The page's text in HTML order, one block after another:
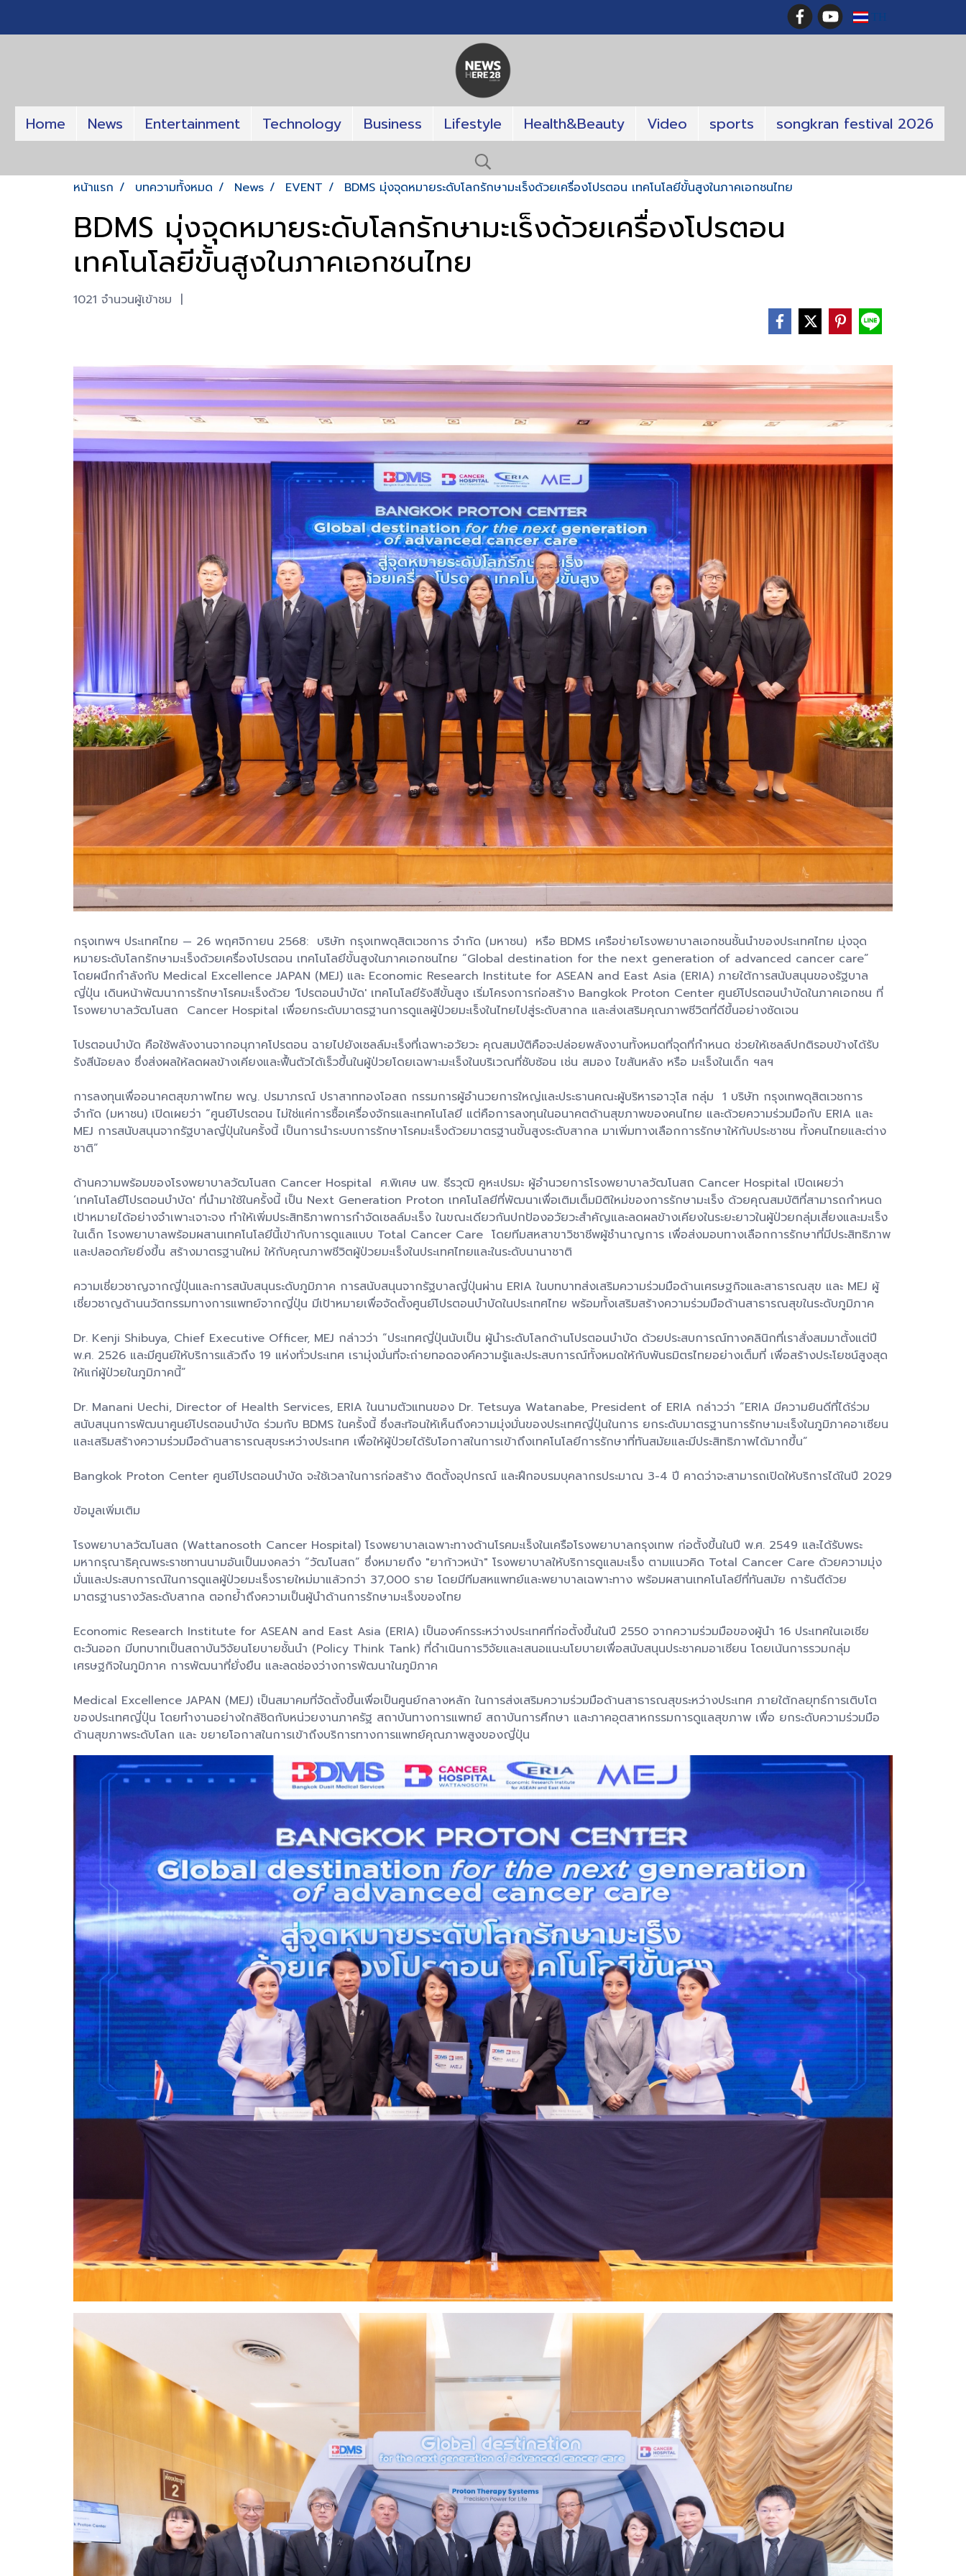
TH
Home News Entertainment Technology Business Lifestyle Health&Beauty Video sports songkran festival 2026
หน้าแรก บทความทั้งหมด News EVENT BDMS มุ่งจุดหมายระดับโลกรักษามะเร็งด้วยเครื่องโปรตอน เทคโนโลยีขั้นสูงในภาคเอกชนไทย
BDMS มุ่งจุดหมายระดับโลกรักษามะเร็งด้วยเครื่องโปรตอน
เทคโนโลยีขั้นสูงในภาคเอกชนไทย
1021 จำนวนผู้เข้าชม |
กรุงเทพฯ ประเทศไทย — 26 พฤศจิกายน 2568: บริษัท กรุงเทพดุสิตเวชการ จำกัด (มหาชน) หรือ BDMS เครือข่ายโรงพยาบาลเอกชนชั้นนำของประเทศไทย มุ่งจุด
หมายระดับโลกรักษามะเร็งด้วยเครื่องโปรตอน เทคโนโลยีขั้นสูงในภาคเอกชนไทย “Global destination for the next generation of advanced cancer care”
โดยผนึกกำลังกับ Medical Excellence JAPAN (MEJ) และ Economic Research Institute for ASEAN and East Asia (ERIA) ภายใต้การสนับสนุนของรัฐบาล
ญี่ปุ่น เดินหน้าพัฒนาการรักษาโรคมะเร็งด้วย 'โปรตอนบำบัด' เทคโนโลยีรังสีขั้นสูง เริ่มโครงการก่อสร้าง Bangkok Proton Center ศูนย์โปรตอนบำบัดในภาคเอกชน ที่
โรงพยาบาลวัฒโนสถ Cancer Hospital เพื่อยกระดับมาตรฐานการดูแลผู้ป่วยมะเร็งในไทยไปสู่ระดับสากล และส่งเสริมคุณภาพชีวิตที่ดีขึ้นอย่างชัดเจน
โปรตอนบำบัด คือใช้พลังงานจากอนุภาคโปรตอน ฉายไปยังเซลล์มะเร็งที่เฉพาะอวัยวะ คุณสมบัติคือจะปล่อยพลังงานทั้งหมดที่จุดที่กำหนด ช่วยให้เซลล์ปกติรอบข้างได้รับ
รังสีน้อยลง ซึ่งส่งผลให้ลดผลข้างเคียงและฟื้นตัวได้เร็วขึ้นในผู้ป่วยโดยเฉพาะมะเร็งในบริเวณที่ซับซ้อน เช่น สมอง ไขสันหลัง หรือ มะเร็งในเด็ก ฯลฯ
การลงทุนเพื่ออนาคตสุขภาพไทย พญ. ปรมาภรณ์ ปราสาททองโอสถ กรรมการผู้อำนวยการใหญ่และประธานคณะผู้บริหารอาวุโส กลุ่ม 1 บริษัท กรุงเทพดุสิตเวชการ
จำกัด (มหาชน) เปิดเผยว่า “ศูนย์โปรตอน ไม่ใช่แค่การซื้อเครื่องจักรและเทคโนโลยี แต่คือการลงทุนในอนาคตด้านสุขภาพของคนไทย และด้วยความร่วมมือกับ ERIA และ
MEJ การสนับสนุนจากรัฐบาลญี่ปุ่นในครั้งนี้ เป็นการนำระบบการรักษาโรคมะเร็งด้วยมาตรฐานขั้นสูงระดับสากล มาเพิ่มทางเลือกการรักษาให้กับประชาชน ทั้งคนไทยและต่าง
ชาติ”
ด้านความพร้อมของโรงพยาบาลวัฒโนสถ Cancer Hospital ศ.พิเศษ นพ. ธีรวุฒิ คูหะเปรมะ ผู้อำนวยการโรงพยาบาลวัฒโนสถ Cancer Hospital เปิดเผยว่า
‘เทคโนโลยีโปรตอนบำบัด' ที่นำมาใช้ในครั้งนี้ เป็น Next Generation Proton เทคโนโลยีที่พัฒนาเพื่อเติมเต็มมิติใหม่ของการรักษามะเร็ง ด้วยคุณสมบัติที่สามารถกำหนด
เป้าหมายได้อย่างจำเพาะเจาะจง ทำให้เพิ่มประสิทธิภาพการกำจัดเซลล์มะเร็ง ในขณะเดียวกันปกป้องอวัยวะสำคัญและลดผลข้างเคียงในระยะยาวในผู้ป่วยกลุ่มเสี่ยงและมะเร็ง
ในเด็ก โรงพยาบาลพร้อมผสานเทคโนโลยีนี้เข้ากับการดูแลแบบ Total Cancer Care โดยทีมสหสาขาวิชาชีพผู้ชำนาญการ เพื่อส่งมอบทางเลือกการรักษาที่มีประสิทธิภาพ
และปลอดภัยยิ่งขึ้น สร้างมาตรฐานใหม่ ให้กับคุณภาพชีวิตผู้ป่วยมะเร็งในประเทศไทยและในระดับนานาชาติ
ความเชี่ยวชาญจากญี่ปุ่นและการสนับสนุนระดับภูมิภาค การสนับสนุนจากรัฐบาลญี่ปุ่นผ่าน ERIA ในบทบาทส่งเสริมความร่วมมือด้านเศรษฐกิจและสาธารณสุข และ MEJ ผู้
เชี่ยวชาญด้านนวัตกรรมทางการแพทย์จากญี่ปุ่น มีเป้าหมายเพื่อจัดตั้งศูนย์โปรตอนบำบัดในประเทศไทย พร้อมทั้งเสริมสร้างความร่วมมือด้านสาธารณสุขในระดับภูมิภาค
Dr. Kenji Shibuya, Chief Executive Officer, MEJ กล่าวว่า “ประเทศญี่ปุ่นนับเป็น ผู้นำระดับโลกด้านโปรตอนบำบัด ด้วยประสบการณ์ทางคลินิกที่เราสั่งสมมาตั้งแต่ปี
พ.ศ. 2526 และมีศูนย์ให้บริการแล้วถึง 19 แห่งทั่วประเทศ เรามุ่งมั่นที่จะถ่ายทอดองค์ความรู้และประสบการณ์ทั้งหมดให้กับพันธมิตรไทยอย่างเต็มที่ เพื่อสร้างประโยชน์สูงสุด
ให้แก่ผู้ป่วยในภูมิภาคนี้”
Dr. Manani Uechi, Director of Health Services, ERIA ในนามตัวแทนของ Dr. Tetsuya Watanabe, President of ERIA กล่าวว่า “ERIA มีความยินดีที่ได้ร่วม
สนับสนุนการพัฒนาศูนย์โปรตอนบำบัด ร่วมกับ BDMS ในครั้งนี้ ซึ่งสะท้อนให้เห็นถึงความมุ่งมั่นของประเทศญี่ปุ่นในการ ยกระดับมาตรฐานการรักษามะเร็งในภูมิภาคอาเซียน
และเสริมสร้างความร่วมมือด้านสาธารณสุขระหว่างประเทศ เพื่อให้ผู้ป่วยได้รับโอกาสในการเข้าถึงเทคโนโลยีการรักษาที่ทันสมัยและมีประสิทธิภาพได้มากขึ้น”
Bangkok Proton Center ศูนย์โปรตอนบำบัด จะใช้เวลาในการก่อสร้าง ติดตั้งอุปกรณ์ และฝึกอบรมบุคลากรประมาณ 3-4 ปี คาดว่าจะสามารถเปิดให้บริการได้ในปี 2029
ข้อมูลเพิ่มเติม
โรงพยาบาลวัฒโนสถ (Wattanosoth Cancer Hospital) โรงพยาบาลเฉพาะทางด้านโรคมะเร็งในเครือโรงพยาบาลกรุงเทพ ก่อตั้งขึ้นในปี พ.ศ. 2549 และได้รับพระ
มหากรุณาธิคุณพระราชทานนามอันเป็นมงคลว่า “วัฒโนสถ” ซึ่งหมายถึง "ยาก้าวหน้า" โรงพยาบาลให้บริการดูแลมะเร็ง ตามแนวคิด Total Cancer Care ด้วยความมุ่ง
มั่นและประสบการณ์ในการดูแลผู้ป่วยมะเร็งรายใหม่มาแล้วกว่า 37,000 ราย โดยมีทีมสหแพทย์และพยาบาลเฉพาะทาง พร้อมผสานเทคโนโลยีที่ทันสมัย การันตีด้วย
มาตรฐานรางวัลระดับสากล ตอกย้ำถึงความเป็นผู้นำด้านการรักษามะเร็งของไทย
Economic Research Institute for ASEAN and East Asia (ERIA) เป็นองค์กรระหว่างประเทศที่ก่อตั้งขึ้นในปี 2550 จากความร่วมมือของผู้นำ 16 ประเทศในเอเชีย
ตะวันออก มีบทบาทเป็นสถาบันวิจัยนโยบายชั้นนำ (Policy Think Tank) ที่ดำเนินการวิจัยและเสนอแนะนโยบายเพื่อสนับสนุนประชาคมอาเซียน โดยเน้นการรวมกลุ่ม
เศรษฐกิจในภูมิภาค การพัฒนาที่ยั่งยืน และลดช่องว่างการพัฒนาในภูมิภาค
Medical Excellence JAPAN (MEJ) เป็นสมาคมที่จัดตั้งขึ้นเพื่อเป็นศูนย์กลางหลัก ในการส่งเสริมความร่วมมือด้านสาธารณสุขระหว่างประเทศ ภายใต้กลยุทธ์การเติบโต
ของประเทศญี่ปุ่น โดยทำงานอย่างใกล้ชิดกับหน่วยงานภาครัฐ สถาบันทางการแพทย์ สถาบันการศึกษา และภาคอุตสาหกรรมการดูแลสุขภาพ เพื่อ ยกระดับความร่วมมือ
ด้านสุขภาพระดับโลก และ ขยายโอกาสในการเข้าถึงบริการทางการแพทย์คุณภาพสูงของญี่ปุ่น